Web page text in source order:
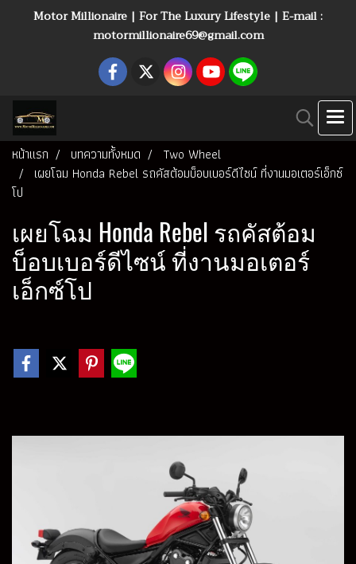
Motor Millionaire | For The Luxury Lifestyle | E-mail :
motormillionaire69@gmail.com
หน้าแรก บทความทั้งหมด
Two Wheel
เผยโฉม Honda Rebel รถคัสต้อมบ็อบเบอร์ดีไซน์ ที่งานมอเตอร์เอ็กซ์
โป
เผยโฉม Honda Rebel รถคัสต้อม
บ็อบเบอร์ดีไซน์ ที่งานมอเตอร์
เอ็กซ์โป